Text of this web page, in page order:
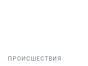
ПРОИСШЕСТВИЯ